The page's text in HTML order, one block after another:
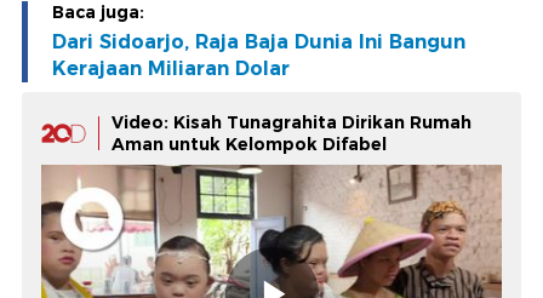
Baca juga:
Dari Sidoarjo, Raja Baja Dunia Ini Bangun
Kerajaan Miliaran Dolar
Video: Kisah Tunagrahita Dirikan Rumah
Aman untuk Kelompok Difabel